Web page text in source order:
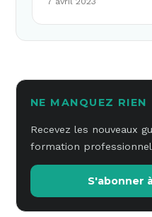
NE MANQUEZ RIEN
Recevez les nouveaux
formation
S'abonner